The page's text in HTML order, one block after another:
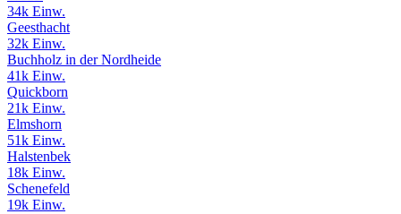
34k Einw.
Geesthacht
32k Einw.
Buchholz in der Nordheide
41k Einw.
Quickborn
21k Einw.
Elmshorn
51k Einw.
Halstenbek
18k Einw.
Schenefeld
19k Einw.